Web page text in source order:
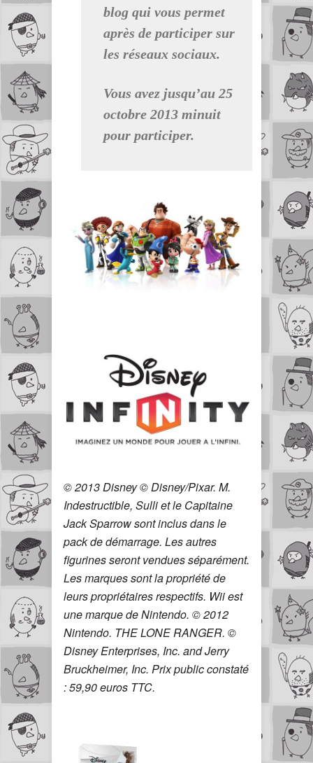
blog qui vous permet
après de participer sur
les réseaux sociaux.
Vous avez jusqu’au 25
octobre 2013 minuit
pour participer.
© 2013 Disney © Disney/Pixar. M.
Indestructible, Sulli et le Capitaine
Jack Sparrow sont inclus dans le
pack de démarrage. Les autres
figurines seront vendues séparément.
Les marques sont la propriété de
leurs propriétaires respectifs. Wii est
une marque de Nintendo. © 2012
Nintendo. THE LONE RANGER. ©
Disney Enterprises, Inc. and Jerry
Bruckheimer, Inc. Prix public constaté
: 59,90 euros TTC.